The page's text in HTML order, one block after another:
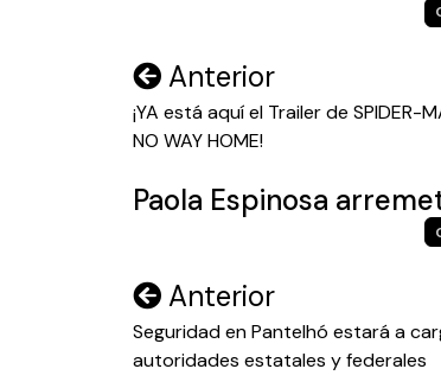
Navegación
de
Anterior
¡YA está aquí el Trailer de SPIDER-
NO WAY HOME!
Paola Espinosa
Navegación
de
Anterior
Seguridad en Pantelhó estará a
autoridades estatales y federales